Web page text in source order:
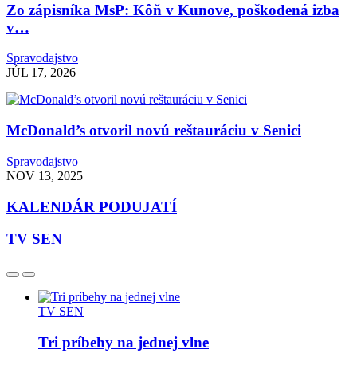
Zo zápisníka MsP: Kôň v Kunove, poškodená izba
v…
Spravodajstvo
JÚL 17, 2026
McDonald’s otvoril novú reštauráciu v Senici
Spravodajstvo
NOV 13, 2025
KALENDÁR PODUJATÍ
TV SEN
TV SEN
Tri príbehy na jednej vlne